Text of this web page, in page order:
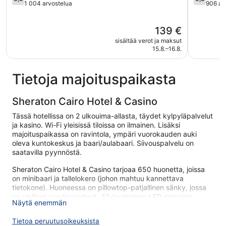
kautta1 004 arvostelua
Hinta
on
139 €
139 €
sisältää verot ja maksut
15.8.–16.8.
kautta
906
Tietoja majoituspaikasta
Sheraton Cairo Hotel & Casino
Tässä hotellissa on 2 ulkouima-allasta, täydet kylpyläpalvelut
ja kasino. Wi-Fi yleisissä tiloissa on ilmainen. Lisäksi
majoituspaikassa on ravintola, ympäri vuorokauden auki
oleva kuntokeskus ja baari/aulabaari. Siivouspalvelu on
saatavilla pyynnöstä.
Sheraton Cairo Hotel & Casino tarjoaa 650 huonetta, joissa
on minibaari ja tallelokero (johon mahtuu kannettava
tietokone). Huoneessa on pillowtop-patjallinen sänky, jossa
on ylelliset vuodevaatteet. 42-tuumainen LED-televisio,
satelliittikanavat. Kylpyhuoneista löytyy kylpytakit, tohvelit,
Tämä hotelli tarjoaa huonehintaan sisältyvän kiinteän ja
Näytä enemmän
Tietoa peruutusoikeuksista